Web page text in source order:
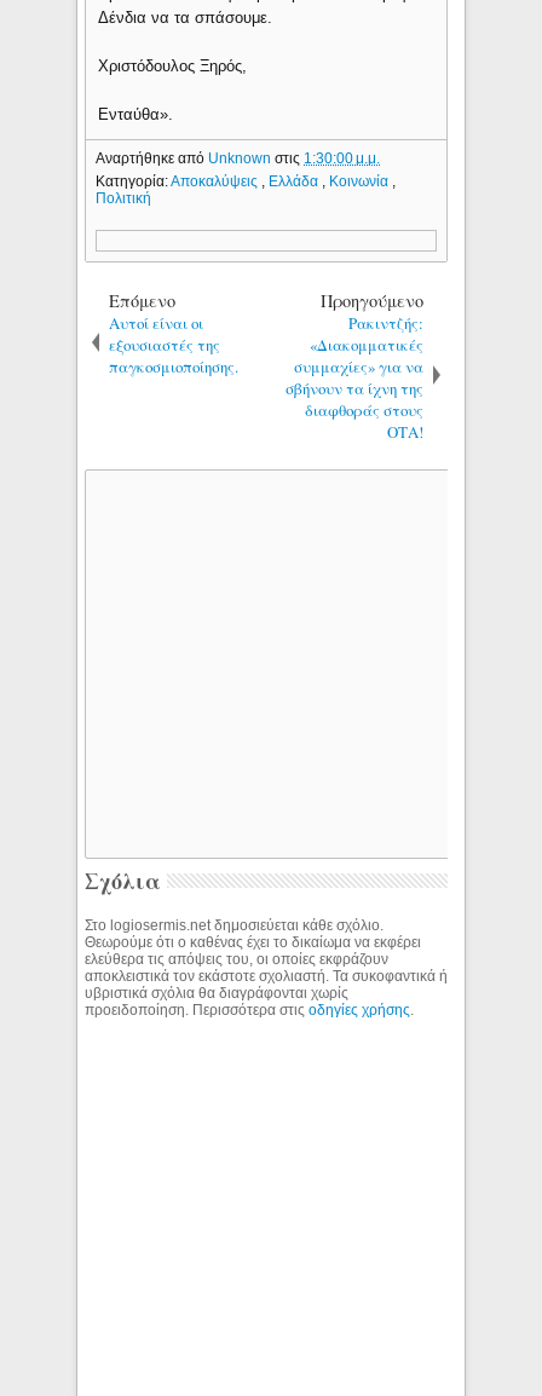
Δένδια να τα σπάσουμε.
Χριστόδουλος Ξηρός,
Ενταύθα».
Αναρτήθηκε από Unknownστις 1:30:00 μ.μ.
Κατηγορία:Αποκαλύψεις Ελλάδα Κοινωνία
Πολιτική
Επόμενο
Αυτοί είναι οι
εξουσιαστές της
παγκοσμιοποίησης.
Προηγούμενο
Ρακιντζής:
«Διακομματικές
συμμαχίες» για να
σβήνουν τα ίχνη της
διαφθοράς στους
ΟΤΑ!
Σχόλια
Στο logiosermis.net δημοσιεύεται κάθε σχόλιο.
Θεωρούμε ότι ο καθένας έχει το δικαίωμα να εκφέρει
ελεύθερα τις απόψεις του, οι οποίες εκφράζουν
αποκλειστικά τον εκάστοτε σχολιαστή. Τα συκοφαντικά ή
υβριστικά σχόλια θα διαγράφονται χωρίς
προειδοποίηση. Περισσότερα στιςοδηγίες χρήσης